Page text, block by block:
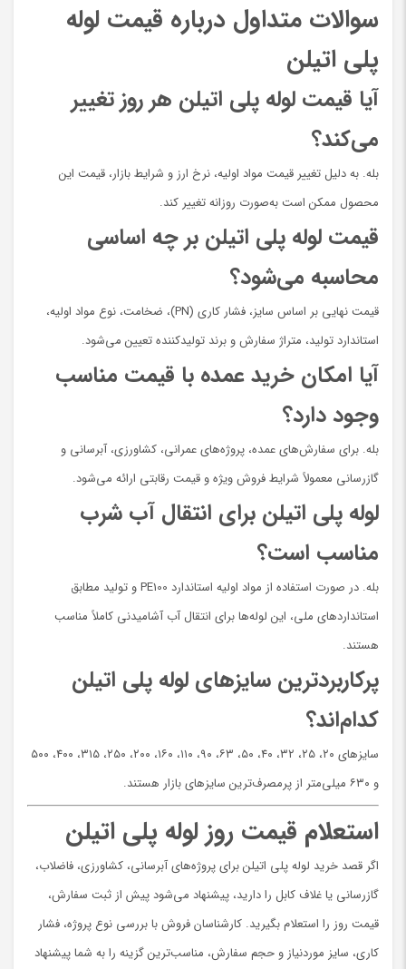
سوالات متداول درباره قیمت لوله
پلی اتیلن
آیا قیمت لوله پلی اتیلن هر روز تغییر
می‌کند؟
بله. به دلیل تغییر قیمت مواد اولیه، نرخ ارز و شرایط بازار، قیمت این
محصول ممکن است به‌صورت روزانه تغییر کند.
قیمت لوله پلی اتیلن بر چه اساسی
محاسبه می‌شود؟
قیمت نهایی بر اساس سایز، فشار کاری (PN)، ضخامت، نوع مواد اولیه،
استاندارد تولید، متراژ سفارش و برند تولیدکننده تعیین می‌شود.
آیا امکان خرید عمده با قیمت مناسب
وجود دارد؟
بله. برای سفارش‌های عمده، پروژه‌های عمرانی، کشاورزی، آبرسانی و
گازرسانی معمولاً شرایط فروش ویژه و قیمت رقابتی ارائه می‌شود.
لوله پلی اتیلن برای انتقال آب شرب
مناسب است؟
بله. در صورت استفاده از مواد اولیه استاندارد PE100 و تولید مطابق
استانداردهای ملی، این لوله‌ها برای انتقال آب آشامیدنی کاملاً مناسب
هستند.
پرکاربردترین سایزهای لوله پلی اتیلن
کدام‌اند؟
سایزهای ۲۰، ۲۵، ۳۲، ۴۰، ۵۰، ۶۳، ۹۰، ۱۱۰، ۱۶۰، ۲۰۰، ۲۵۰، ۳۱۵، ۴۰۰، ۵۰۰
و ۶۳۰ میلی‌متر از پرمصرف‌ترین سایزهای بازار هستند.
استعلام قیمت روز لوله پلی اتیلن
اگر قصد خرید لوله پلی اتیلن برای پروژه‌های آبرسانی، کشاورزی، فاضلاب،
گازرسانی یا غلاف کابل را دارید، پیشنهاد می‌شود پیش از ثبت سفارش،
قیمت روز را استعلام بگیرید. کارشناسان فروش با بررسی نوع پروژه، فشار
کاری، سایز موردنیاز و حجم سفارش، مناسب‌ترین گزینه را به شما پیشنهاد